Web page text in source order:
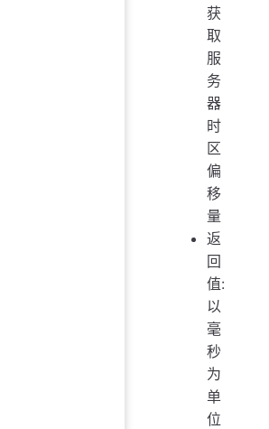
获
取
服
务
器
时
区
偏
移
量
返
回
值:
以
毫
秒
为
单
位